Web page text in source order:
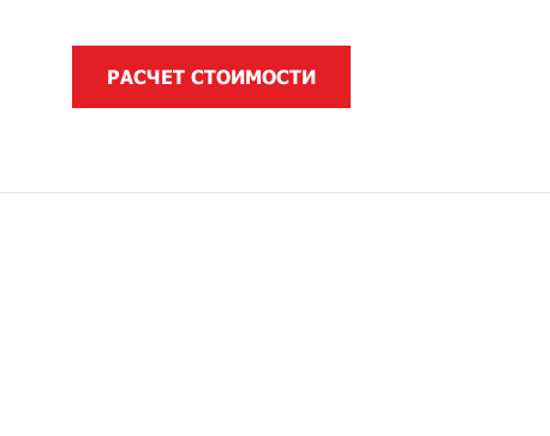
РАСЧЕТ СТОИМОСТИ